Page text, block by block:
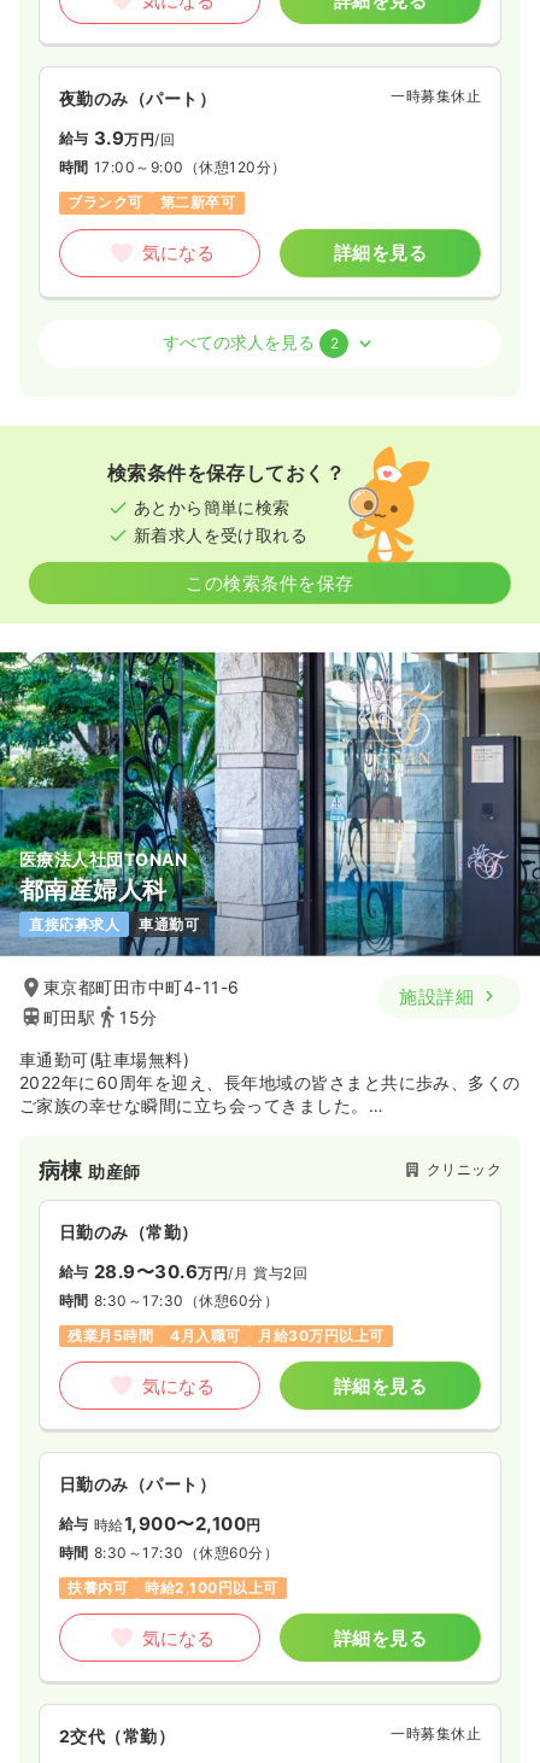
夜勤のみ（パート） 一時募集休止
給与 3.9万円/回
時間 17:00～9:00 （休憩120分）
ブランク可
第二新卒可
気になる 詳細を見る
9:00～17:00
年間休日120日
4週8休以上
ブランク可
月給36万円以上可
気になる 詳細を見る
日勤のみ（パート） 一時募集休止
給与 お問い合わせください
時間 9:00～17:00
ブランク可
気になる 詳細を見る
すべての求人を見る 2
検索条件を保存しておく？
あとから簡単に検索
新着求人を受け取れる
この検索条件を保存
医療法人社団TONAN
都南産婦人科
直接応募求人 車通勤可
東京都町田市中町4-11-6
町田駅
15分
施設詳細
車通勤可(駐車場無料)
2022年に60周年を迎え、長年地域の皆さまと共に歩み、多くの
ご家族の幸せな瞬間に立ち会ってきました。
院長をはじめ、スタッフ一同、信頼と安心の積み重ねを大切
に、新しい命の誕生を心を込めてサポートし皆さまの幸せな瞬
間に、寄添い続けております。
病棟 助産師 クリニック
日勤のみ（常勤）
給与 28.9〜30.6万円/月 賞与2回
時間 8:30～17:30 （休憩60分）
残業月5時間
4月入職可 月給30万円以上可
気になる 詳細を見る
日勤のみ（パート）
給与 時給1,900〜2,100円
時間 8:30～17:30 （休憩60分）
扶養内可
時給2,100円以上可
気になる 詳細を見る
2交代（常勤） 一時募集休止